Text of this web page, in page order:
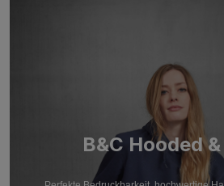
B&C Hooded